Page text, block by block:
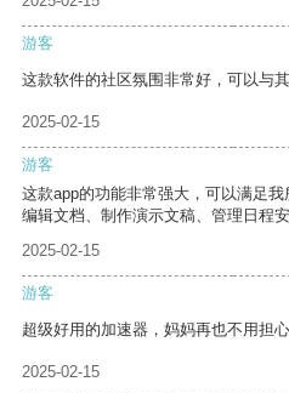
游客
这款软件的社区氛围非常好，可以与
2025-02-15
游客
这款app的功能非常强大，可以满足
编辑文档、制作演示文稿、管理日程安
2025-02-15
游客
超级好用的加速器，妈妈再也不用担
2025-02-15